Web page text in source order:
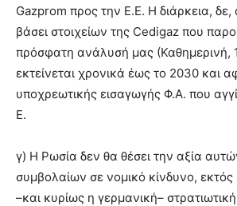
Gazprom προς την Ε.Ε. Η διάρκεια,
βάσει στοιχείων της Cedigaz που
πρόσφατη ανάλυσή μας (Καθημερινή,
εκτείνεται χρονικά έως το 2030 και
υποχρεωτικής εισαγωγής Φ.Α. που
Ε.
γ) Η Ρωσία δεν θα θέσει την αξία
συμβολαίων σε νομικό κίνδυνο,
–και κυρίως η γερμανική–